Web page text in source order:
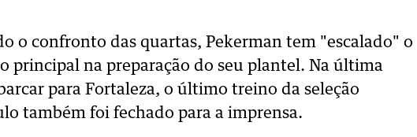
o confronto das quartas, Pekerman tem "escalado" o
principal na preparação do seu plantel. Na última
para Fortaleza, o último treino da seleção
também foi fechado para a imprensa.